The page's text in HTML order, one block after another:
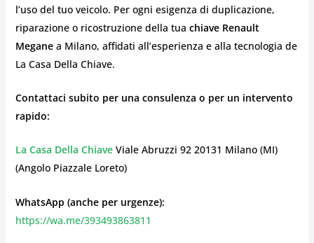
l’uso del tuo veicolo. Per ogni esigenza di duplicazione,
riparazione o ricostruzione della tua chiave Renault
Meganea Milano, affidati all’esperienza e alla tecnologia de
La Casa Della Chiave.
Contattaci subito per una consulenza o per un intervento
rapido:
La Casa Della ChiaveViale Abruzzi 92 20131 Milano (MI)
(Angolo Piazzale Loreto)
WhatsApp (anche per urgenze):
https://wa.me/393493863811